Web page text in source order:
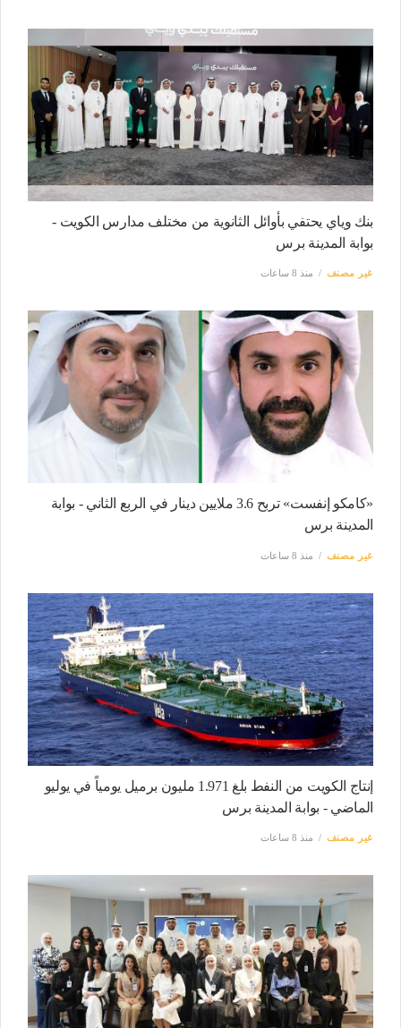
بنك وياي يحتفي بأوائل الثانوية من مختلف مدارس الكويت -
بوابة المدينة برس
غير مصنف منذ 8 ساعات
«كامكو إنفست» تربح 3.6 ملايين دينار في الربع الثاني - بوابة
المدينة برس
غير مصنف منذ 8 ساعات
إنتاج الكويت من النفط بلغ 1.971 مليون برميل يومياً في يوليو
الماضي - بوابة المدينة برس
غير مصنف منذ 8 ساعات